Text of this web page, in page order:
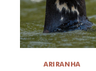
ARIRANHA